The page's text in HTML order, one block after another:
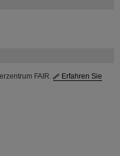
FAIR.
Erfahren Sie